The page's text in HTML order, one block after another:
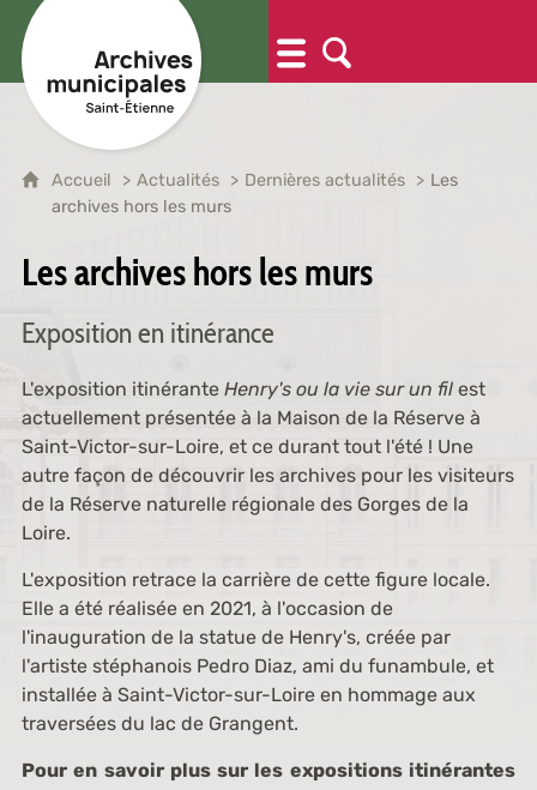
Accueil Actualités Dernières actualités
Les
archives hors les murs
Les archives hors les murs
Exposition en itinérance
L'exposition itinérante Henry's ou la vie sur un filest
actuellement présentée à la Maison de la Réserve à
Saint-Victor-sur-Loire, et ce durant tout l'été ! Une
autre façon de découvrir les archives pour les visiteurs
de la Réserve naturelle régionale des Gorges de la
Loire.
L'exposition retrace la carrière de cette figure locale.
Elle a été réalisée en 2021, à l'occasion de
l'inauguration de la statue de Henry's, créée par
l'artiste stéphanois Pedro Diaz, ami du funambule, et
installée à Saint-Victor-sur-Loire en hommage aux
traversées du lac de Grangent.
Pour en savoir plus sur les expositions itinérantes